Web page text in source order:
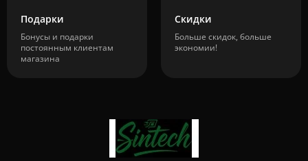
Подарки
Бонусы и подарки
постоянным клиентам
магазина
Скидки
Больше скидок, больше
экономии!